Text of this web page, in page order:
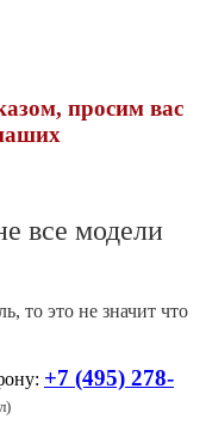
просим вас
все модели
то это не значит что
+7 (495) 278-